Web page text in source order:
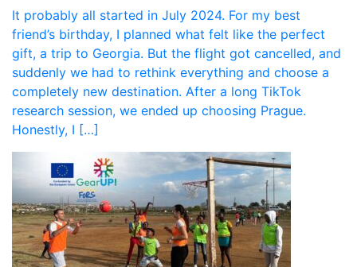
It probably all started in July 2024. For my best
friend’s birthday, I planned what felt like the perfect
gift, a trip to Georgia. But the flight got cancelled, and
suddenly we had to rethink everything and choose a
completely new destination. After a long TikTok
research session, we ended up choosing Prague.
Honestly, I […]